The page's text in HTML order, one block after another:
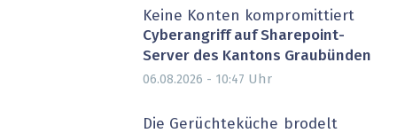
Keine Konten kompromittiert
Cyberangriff auf Sharepoint-
Server des Kantons Graubünden
06.08.2026 - 10:47 Uhr
Die Gerüchteküche brodelt